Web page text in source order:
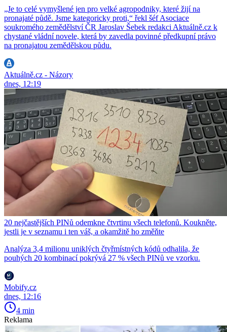
„Je to celé vymyšlené jen pro velké agropodniky, které žijí na
pronajaté půdě. Jsme kategoricky proti,“ řekl šéf Asociace
soukromého zemědělství ČR Jaroslav Šebek redakci Aktuálně.cz k
chystané vládní novele, která by zavedla povinné předkupní právo
na pronajatou zemědělskou půdu.
Aktuálně.cz - Názory
dnes, 12:19
20 nejčastějších PINů odemkne čtvrtinu všech telefonů. Koukněte,
jestli je v seznamu i ten váš, a okamžitě ho změňte
Analýza 3,4 milionu uniklých čtyřmístných kódů odhalila, že
pouhých 20 kombinací pokrývá 27 % všech PINů ve vzorku.
Mobify.cz
dnes, 12:16
4 min
Reklama